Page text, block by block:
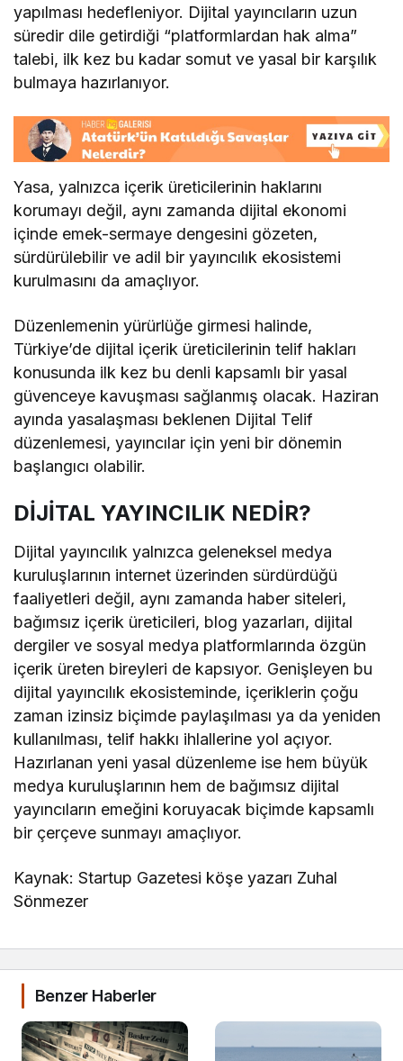
yapılması hedefleniyor. Dijital yayıncıların uzun
süredir dile getirdiği “platformlardan hak alma”
talebi, ilk kez bu kadar somut ve yasal bir karşılık
bulmaya hazırlanıyor.
Yasa, yalnızca içerik üreticilerinin haklarını
korumayı değil, aynı zamanda dijital ekonomi
içinde emek-sermaye dengesini gözeten,
sürdürülebilir ve adil bir yayıncılık ekosistemi
kurulmasını da amaçlıyor.
Düzenlemenin yürürlüğe girmesi halinde,
Türkiye’de dijital içerik üreticilerinin telif hakları
konusunda ilk kez bu denli kapsamlı bir yasal
güvenceye kavuşması sağlanmış olacak. Haziran
ayında yasalaşması beklenen Dijital Telif
düzenlemesi, yayıncılar için yeni bir dönemin
başlangıcı olabilir.
DİJİTAL YAYINCILIK NEDİR?
Dijital yayıncılık yalnızca geleneksel medya
kuruluşlarının internet üzerinden sürdürdüğü
faaliyetleri değil, aynı zamanda haber siteleri,
bağımsız içerik üreticileri, blog yazarları, dijital
dergiler ve sosyal medya platformlarında özgün
içerik üreten bireyleri de kapsıyor. Genişleyen bu
dijital yayıncılık ekosisteminde, içeriklerin çoğu
zaman izinsiz biçimde paylaşılması ya da yeniden
kullanılması, telif hakkı ihlallerine yol açıyor.
Hazırlanan yeni yasal düzenleme ise hem büyük
medya kuruluşlarının hem de bağımsız dijital
yayıncıların emeğini koruyacak biçimde kapsamlı
bir çerçeve sunmayı amaçlıyor.
Kaynak: Startup Gazetesi köşe yazarı Zuhal
Sönmezer
Benzer Haberler